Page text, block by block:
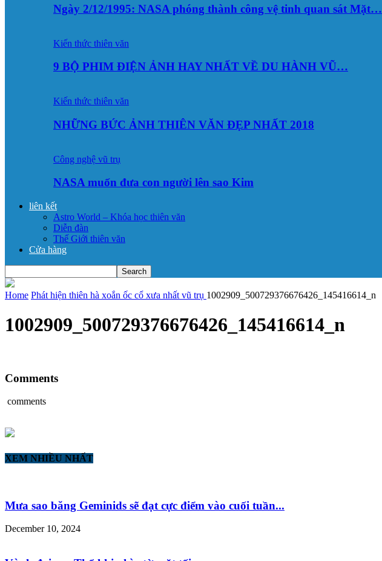
Ngày 2/12/1995: NASA phóng thành công vệ tinh quan sát Mặt…
Kiến thức thiên văn
9 BỘ PHIM ĐIỆN ẢNH HAY NHẤT VỀ DU HÀNH VŨ…
Kiến thức thiên văn
NHỮNG BỨC ẢNH THIÊN VĂN ĐẸP NHẤT 2018
Công nghệ vũ trụ
NASA muốn đưa con người lên sao Kim
liên kết
Astro World – Khóa học thiên văn
Diễn đàn
Thế Giới thiên văn
Cửa hàng
Home Phát hiện thiên hà xoắn ốc cổ xưa nhất vũ trụ 1002909_500729376676426_145416614_n
1002909_500729376676426_145416614_n
Comments
comments
XEM NHIỀU NHẤT
Mưa sao băng Geminids sẽ đạt cực điểm vào cuối tuần...
December 10, 2024